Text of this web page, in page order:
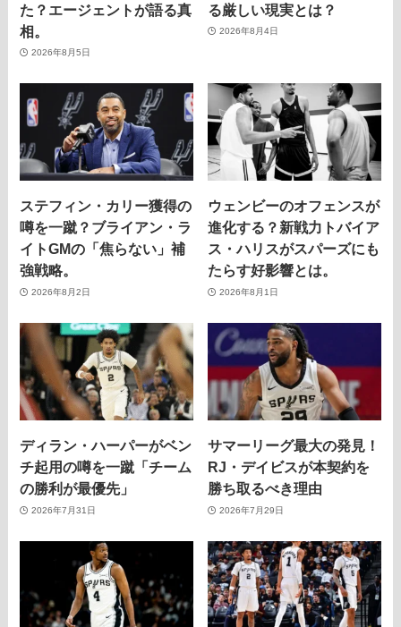
た？エージェントが語る真
相。
2026年8月5日
る厳しい現実とは？
2026年8月4日
ステフィン・カリー獲得の
噂を一蹴？ブライアン・ラ
イトGMの「焦らない」補
強戦略。
2026年8月2日
ウェンビーのオフェンスが
進化する？新戦力トバイア
ス・ハリスがスパーズにも
たらす好影響とは。
2026年8月1日
ディラン・ハーパーがベン
チ起用の噂を一蹴「チーム
の勝利が最優先」
2026年7月31日
サマーリーグ最大の発見！
RJ・デイビスが本契約を
勝ち取るべき理由
2026年7月29日